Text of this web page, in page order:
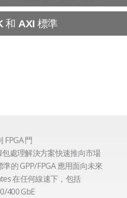
和AXI 標準
FPGA 門
包處理解決方案快速推向市場
準的 GPP/FPGA 應用面向未來
在任何線速下，包括
400 GbE